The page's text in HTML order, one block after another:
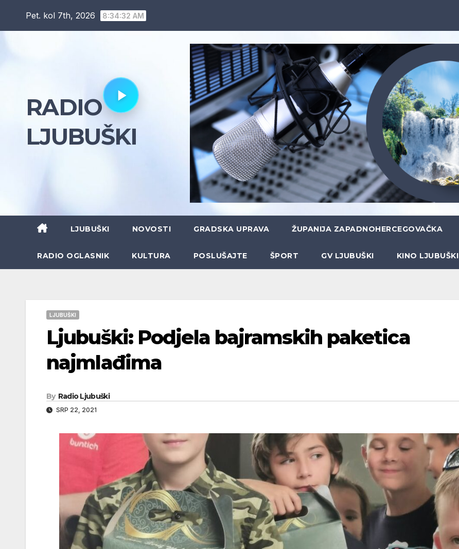
Pet. kol 7th, 2026 8:34:35 AM
RADIO
LJUBUŠKI
LJUBUŠKI NOVOSTI GRADSKA UPRAVA ŽUPANIJA ZAPADNOHERCEGOVAČKA
RADIO OGLASNIK KULTURA POSLUŠAJTE ŠPORT GV LJUBUŠKI KINO LJUBUŠKI
LJUBUŠKI
Ljubuški: Podjela bajramskih paketica
najmlađima
By Radio Ljubuški
SRP 22, 2021